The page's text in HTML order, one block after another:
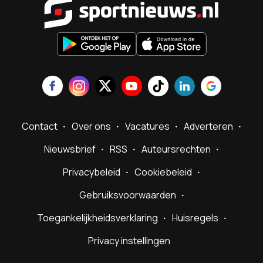
Contact Over ons Vacatures
Adverteren
Nieuwsbrief
RSS
Auteursrechten
Privacybeleid
Cookiebeleid
Gebruiksvoorwaarden
Toegankelijkheidsverklaring
Huisregels
Privacy instellingen